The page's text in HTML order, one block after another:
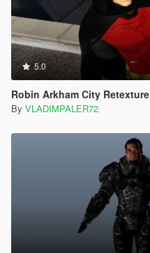
5.0
Robin Arkham City Retexture
By VLADIMPALER72